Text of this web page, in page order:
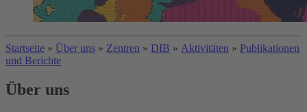
Startseite » Über uns » Zentren » DIB » Aktivitäten » Publikationen
und Berichte
Über uns